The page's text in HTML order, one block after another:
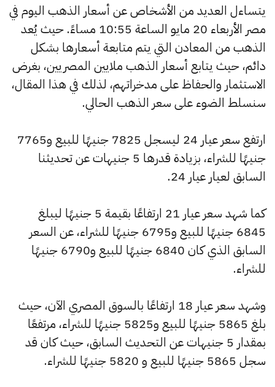
يتساءل العديد من الأشخاص عن أسعار الذهب اليوم في
مصر الأربعاء 20 مايو الساعة 10:55 مساءً. حيث يُعد
الذهب من المعادن التي يتم متابعة أسعارها بشكل
دائم، حيث يتابع أسعار الذهب ملايين المصريين، بغرض
الاستثمار والحفاظ على مدخراتهم، لذلك في هذا المقال،
سنسلط الضوء على سعر الذهب الحالي.
ارتفع سعر عيار 24 ليسجل 7825 جنيهًا للبيع و7765
جنيهًا للشراء، بزيادة قدرها 5 جنيهات عن تحديثنا
السابق لعيار عيار 24.
كما شهد سعر عيار 21 ارتفاعًا بقيمة 5 جنيهًا ليبلغ
6845 جنيهًا للبيع و6795 جنيهًا للشراء، عن السعر
السابق الذي كان 6840 جنيهًا للبيع و6790 جنيهًا
للشراء.
وشهد سعر عيار 18 ارتفاعًا بالسوق المصري الآن، حيث
بلغ 5865 جنيهًا للبيع و5825 جنيهًا للشراء، مرتفعًا
بمقدار 5 جنيهات عن التحديث السابق، حيث كان قد
سجل 5865 جنيهًا للبيع و 5820 جنيهًا للشراء.